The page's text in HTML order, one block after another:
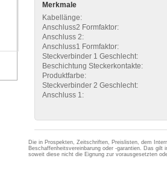
Merkmale
Kabellänge:
Anschluss2 Formfaktor:
Anschluss 2:
Anschluss1 Formfaktor:
Steckverbinder 1 Geschlecht:
Beschichtung Steckerkontakte:
Produktfarbe:
Steckverbinder 2 Geschlecht:
Anschluss 1:
Die in Prospekten, Zeitschriften, Preislisten, dem
Beschaffenheitsvereinbarung oder -garantien. Das
soweit diese nicht die Eignung zur vorausgesetzten